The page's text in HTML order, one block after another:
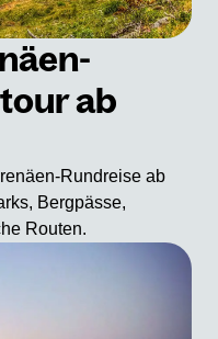
ab
Rundreise ab
Bergpässe,
Routen.